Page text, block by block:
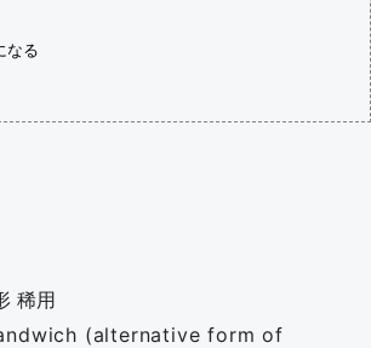
なる
稀用
(alternative form of